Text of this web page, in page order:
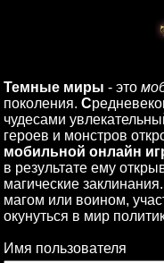
Темные миры - это
поколения. С
чудесами
героев и монстров
мобильной онлайн
в результате ему
магические
магом или воином,
окунуться в мир
Имя пользователя